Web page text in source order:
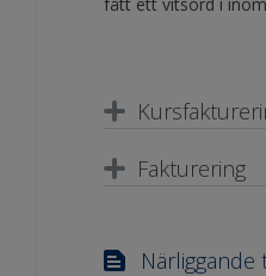
Fakturering
Närliggande